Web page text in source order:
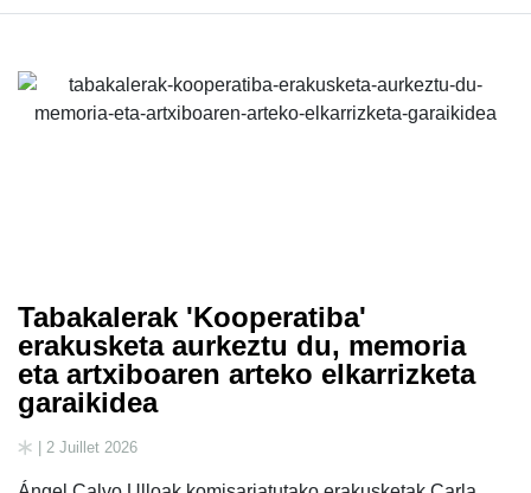
Tabakalerak 'Kooperatiba'
erakusketa aurkeztu du, memoria
eta artxiboaren arteko elkarrizketa
garaikidea
| 2 Juillet 2026